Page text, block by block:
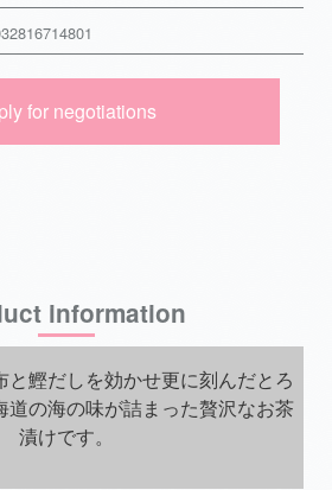
for negotiations
information
と鰹だしを効かせ更に刻んだとろ
道の海の味が詰まった贅沢なお茶
漬けです。